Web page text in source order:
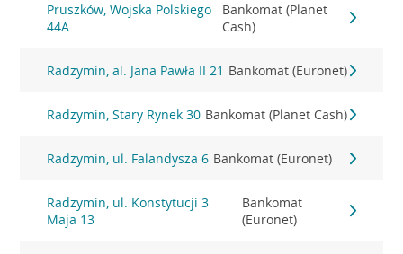
Pruszków, Wojska Polskiego
44A
Bankomat (Planet
Cash)
Radzymin, al. Jana Pawła II 21 Bankomat (Euronet)
Radzymin, Stary Rynek 30 Bankomat (Planet Cash)
Radzymin, ul. Falandysza 6 Bankomat (Euronet)
Radzymin, ul. Konstytucji 3
Maja 13
Bankomat
(Euronet)